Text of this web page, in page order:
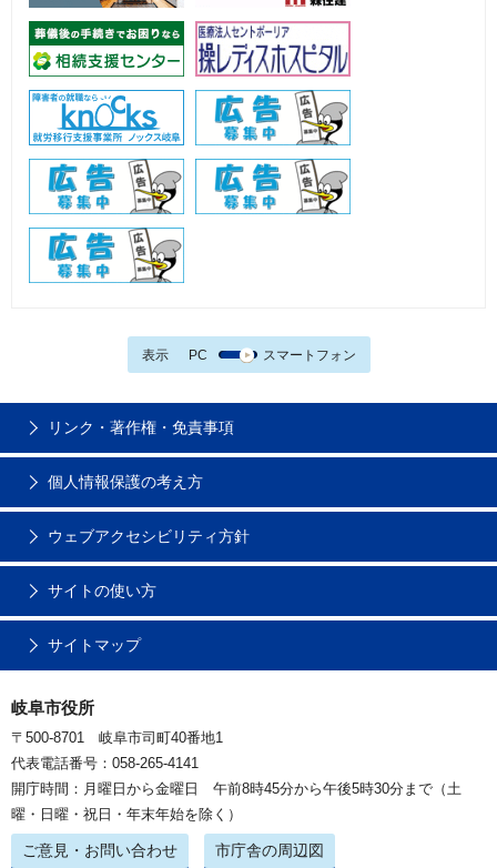
表示 PC スマートフォン
リンク・著作権・免責事項
個人情報保護の考え方
ウェブアクセシビリティ方針
サイトの使い方
サイトマップ
岐阜市役所
〒500-8701 岐阜市司町40番地1
代表電話番号：058-265-4141
開庁時間：月曜日から金曜日 午前8時45分から午後5時30分まで（土
曜・日曜・祝日・年末年始を除く）
ご意見・お問い合わせ 市庁舎の周辺図